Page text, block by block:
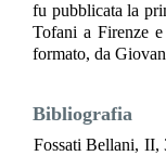
fu pubblicata la
Tofani a Firenze
formato, da
Bibliografia
Fossati Bellani, II,